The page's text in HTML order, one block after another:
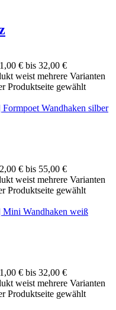
€ bis 32,00 €
weist mehrere Varianten
Produktseite gewählt
€ bis 55,00 €
weist mehrere Varianten
Produktseite gewählt
€ bis 32,00 €
weist mehrere Varianten
Produktseite gewählt